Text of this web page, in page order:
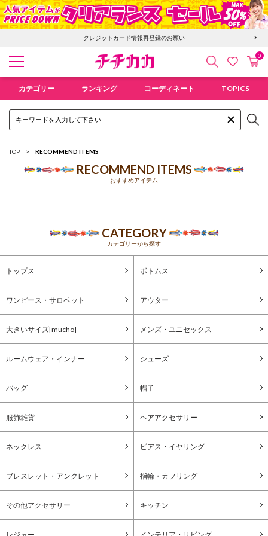
クレジットカード情報再登録のお願い
検索 お気にカ
0
カテゴリー ランキング コーディネート TOPICS
TOP RECOMMEND ITEMS
RECOMMEND ITEMS
おすすめアイテム
CATEGORY
カテゴリーから探す
トップス ボトムス
ワンピース・サロペット アウター
大きいサイズ[mucho] メンズ・ユニセックス
ルームウェア・インナー シューズ
バッグ 帽子
服飾雑貨 ヘアアクセサリー
ネックレス ピアス・イヤリング
ブレスレット・アンクレット 指輪・カフリング
その他アクセサリー キッチン